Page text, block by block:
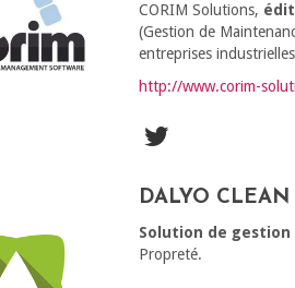
CORIM Solutions,
(Gestion de
entreprises
http://www.corim-
DALYO CLEAN
Solution de gestion
Propreté.